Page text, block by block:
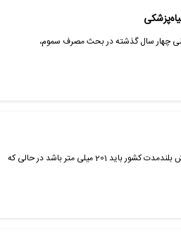
چهار سال گذشته در بحث مصرف سموم،
فارس- ایانا- معاون وزیر کشاورزی در امور آب و خاک گفت: میانگین بارش بلندمدت کشور باید 201 میلی متر باشد در حالی که